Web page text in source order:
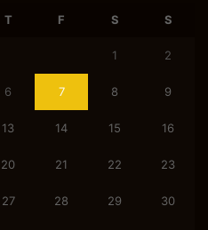
T F S S
1 2
6 7 8 9
13 14 15 16
20 21 22 23
27 28 29 30